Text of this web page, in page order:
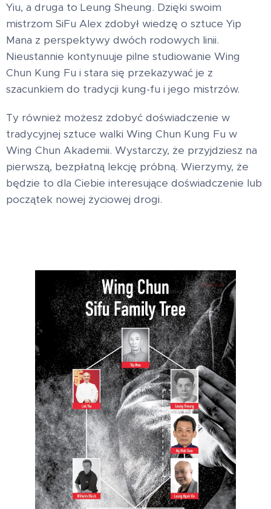
Yiu, a druga to Leung Sheung. Dzięki swoim
mistrzom SiFu Alex zdobył wiedzę o sztuce Yip
Mana z perspektywy dwóch rodowych linii.
Nieustannie kontynuuje pilne studiowanie Wing
Chun Kung Fu i stara się przekazywać je z
szacunkiem do tradycji kung-fu i jego mistrzów.
Ty również możesz zdobyć doświadczenie w
tradycyjnej sztuce walki Wing Chun Kung Fu w
Wing Chun Akademii. Wystarczy, że przyjdziesz na
pierwszą, bezpłatną lekcję próbną. Wierzymy, że
będzie to dla Ciebie interesujące doświadczenie lub
początek nowej życiowej drogi.